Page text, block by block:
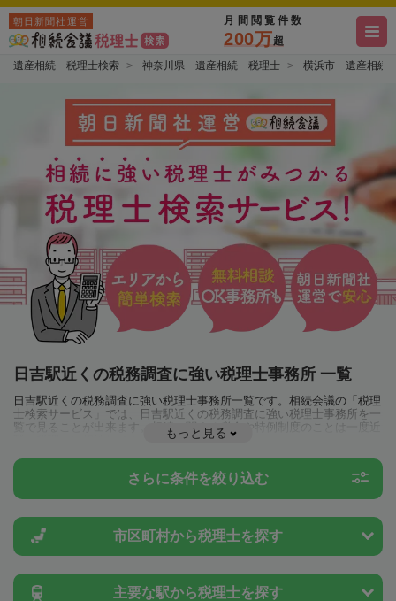
朝日新聞社運営 月間閲覧件数
200万超
遺産相続 税理士検索 神奈川県 遺産相続 税理士 横浜市 遺産相続
日吉駅近くの税務調査に強い税理士事務所 一覧
日吉駅近くの税務調査に強い税理士事務所一覧です。相続会議の「税理
士検索サービス」では、日吉駅近くの税務調査に強い税理士事務所を一
覧で見ることが出来ます。相続に関する税金や特例制度のことは一度近
隣の税理士に相談してみましょう。
もっと見る
さらに条件を絞り込む
市区町村から税理士を探す
主要な駅から税理士を探す